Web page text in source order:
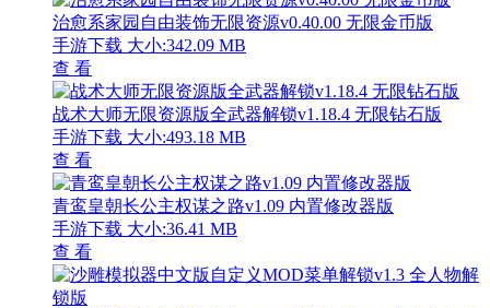
治愈系家园自由装饰无限资源v0.40.00 无限金币版
手游下载 大小:342.09 MB
查 看
战术大师无限资源版全武器解锁v1.18.4 无限钻石版
手游下载 大小:493.18 MB
查 看
青鸾皇朝长公主权谋之路v1.09 内置修改器版
手游下载 大小:36.41 MB
查 看